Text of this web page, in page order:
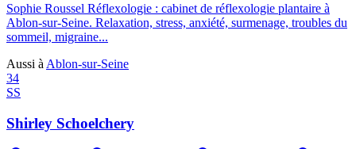
Sophie Roussel Réflexologie : cabinet de réflexologie plantaire à
Ablon-sur-Seine. Relaxation, stress, anxiété, surmenage, troubles du
sommeil, migraine...
Aussi à Ablon-sur-Seine
34
SS
Shirley Schoelchery